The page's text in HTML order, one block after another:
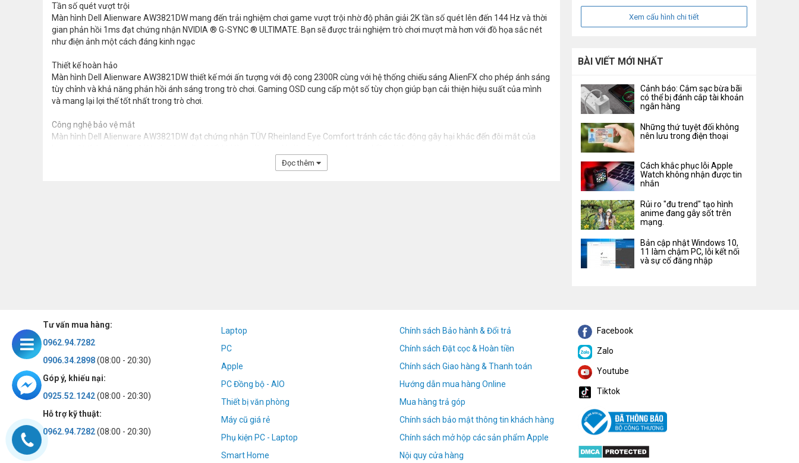
Tần số quét vượt trội
Màn hình Dell Alienware AW3821DW mang đến trải nghiệm chơi game vượt trội nhờ độ phân giải 2K tần số quét lên đến 144 Hz và thời
gian phản hồi 1ms đạt chứng nhận NVIDIA ® G-SYNC ® ULTIMATE. Bạn sẽ được trải nghiệm trò chơi mượt mà hơn với đồ họa sắc nét
như điện ảnh một cách đáng kinh ngạc
Thiết kế hoàn hảo
Màn hình Dell Alienware AW3821DW thiết kế mới ấn tượng với độ cong 2300R cùng với hệ thống chiếu sáng AlienFX cho phép ánh sáng
tùy chỉnh và khả năng phản hồi ánh sáng trong trò chơi. Gaming OSD cung cấp một số tùy chọn giúp bạn cải thiện hiệu suất của mình
và mang lại lợi thế tốt nhất trong trò chơi.
Công nghệ bảo vệ mắt
Màn hình Dell Alienware AW3821DW đạt chứng nhận TÜV Rheinland Eye Comfort tránh các tác động gây hại khác đến đôi mắt của
Đọc thêm
Xem cấu hình chi tiết
BÀI VIẾT MỚI NHẤT
Cảnh báo: Cắm sạc bừa bãi
có thể bị đánh cắp tài khoản
ngân hàng
Những thứ tuyệt đối không
nên lưu trong điện thoại
Cách khắc phục lỗi Apple
Watch không nhận được tin
nhắn
Rủi ro "đu trend" tạo hình
anime đang gây sốt trên
mạng.
Bản cập nhật Windows 10,
11 làm chậm PC, lỗi kết nối
và sự cố đăng nhập
Tư vấn mua hàng:
0962.94.7282
0906.34.2898(08:00 - 20:30)
Góp ý, khiếu nại:
0925.52.1242(08:00 - 20:30)
Hỗ trợ kỹ thuật:
0962.94.7282(08:00 - 20:30)
Laptop
PC
Apple
PC Đồng bộ - AIO
Thiết bị văn phòng
Máy cũ giá rẻ
Phụ kiện PC - Laptop
Smart Home
Chính sách Bảo hành & Đổi trả
Chính sách Đặt cọc & Hoàn tiền
Chính sách Giao hàng & Thanh toán
Hướng dẫn mua hàng Online
Mua hàng trả góp
Chính sách bảo mật thông tin khách hàng
Chính sách mở hộp các sản phẩm Apple
Nội quy cửa hàng
Facebook
Zalo
Youtube
Tiktok